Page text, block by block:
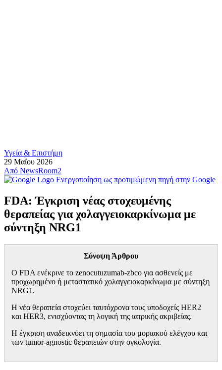
Υγεία & Επιστήμη
29 Μαΐου 2026
Από NewsRoom2
Ενεργοποίηση ως προτιμώμενη πηγή στην Google
FDA: Έγκριση νέας στοχευμένης
θεραπείας για χολαγγειοκαρκίνωμα με
σύντηξη NRG1
Σύνοψη Άρθρου
Ο FDA ενέκρινε το zenocutuzumab-zbco για ασθενείς με
προχωρημένο ή μεταστατικό χολαγγειοκαρκίνωμα με σύντηξη
NRG1.
Η νέα θεραπεία στοχεύει ταυτόχρονα τους υποδοχείς HER2
και HER3, ενισχύοντας τη λογική της ιατρικής ακριβείας.
Η έγκριση αναδεικνύει τη σημασία του μοριακού ελέγχου και
των tumor-agnostic θεραπειών στην ογκολογία.